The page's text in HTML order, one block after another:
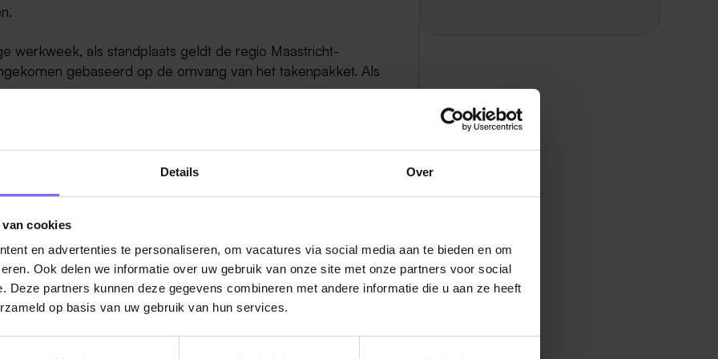
Details Over
cookies
en advertenties te personaliseren, om vacatures via social media aan te bieden en om
Ook delen we informatie over uw gebruik van onze site met onze partners voor social
Deze partners kunnen deze gegevens combineren met andere informatie die u aan ze heeft
op basis van uw gebruik van hun services.
werkweek, als standplaats geldt de regio Maastricht-
gebaseerd op de omvang van het takenpakket. Als
o.a.: omzet-, loon -en vennootschapsbelasting;